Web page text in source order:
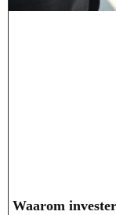
Waarom